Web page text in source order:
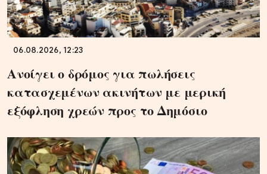
06.08.2026, 12:23
Ανοίγει ο δρόμος για πωλήσεις
κατασχεμένων ακινήτων με μερική
εξόφληση χρεών προς το Δημόσιο